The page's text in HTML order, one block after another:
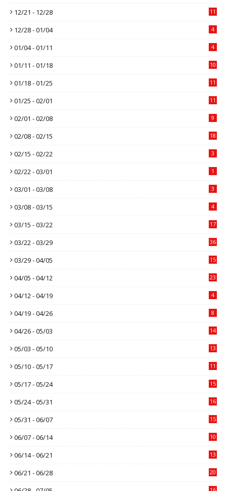
12/21 - 12/28 11
12/28 - 01/04 4
01/04 - 01/11 4
01/11 - 01/18 10
01/18 - 01/25 11
01/25 - 02/01 11
02/01 - 02/08 9
02/08 - 02/15 18
02/15 - 02/22 3
02/22 - 03/01 1
03/01 - 03/08 3
03/08 - 03/15 4
03/15 - 03/22 17
03/22 - 03/29 36
03/29 - 04/05 15
04/05 - 04/12 23
04/12 - 04/19 4
04/19 - 04/26 8
04/26 - 05/03 14
05/03 - 05/10 13
05/10 - 05/17 11
05/17 - 05/24 15
05/24 - 05/31 16
05/31 - 06/07 15
06/07 - 06/14 10
06/14 - 06/21 13
06/21 - 06/28 20